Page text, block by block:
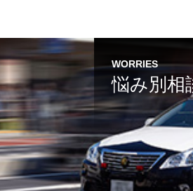
WORRIES
悩み別相